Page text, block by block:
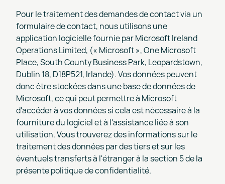
Pour le traitement des demandes de contact via un
formulaire de contact, nous utilisons une
application logicielle fournie par Microsoft Ireland
Operations Limited, (« Microsoft », One Microsoft
Place, South County Business Park, Leopardstown,
Dublin 18, D18P521, Irlande). Vos données peuvent
donc être stockées dans une base de données de
Microsoft, ce qui peut permettre à Microsoft
d'accéder à vos données si cela est nécessaire à la
fourniture du logiciel et à l'assistance liée à son
utilisation. Vous trouverez des informations sur le
traitement des données par des tiers et sur les
éventuels transferts à l'étranger à la section 5 de la
présente politique de confidentialité.